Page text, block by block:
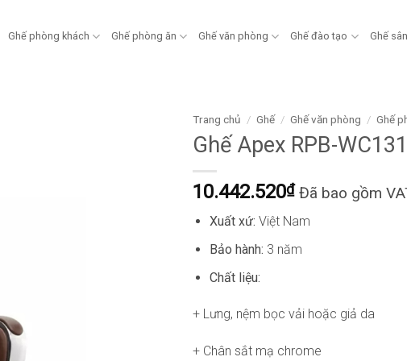
Ghế phòng khách Ghế phòng ăn Ghế văn phòng Ghế đào tạo Ghế
Trang chủ / Ghế / Ghế văn phòng / Ghế
Ghế Apex RPB-
10.442.520₫ Đã bao gồm
Xuất xứ: Việt Nam
Bảo hành: 3 năm
Chất liệu:
+ Lưng, nệm bọc vải hoặc giả da
+ Chân sắt mạ chrome